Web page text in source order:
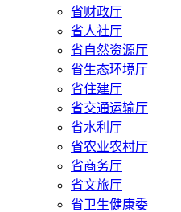
省财政厅
省人社厅
省自然资源厅
省生态环境厅
省住建厅
省交通运输厅
省水利厅
省农业农村厅
省商务厅
省文旅厅
省卫生健康委